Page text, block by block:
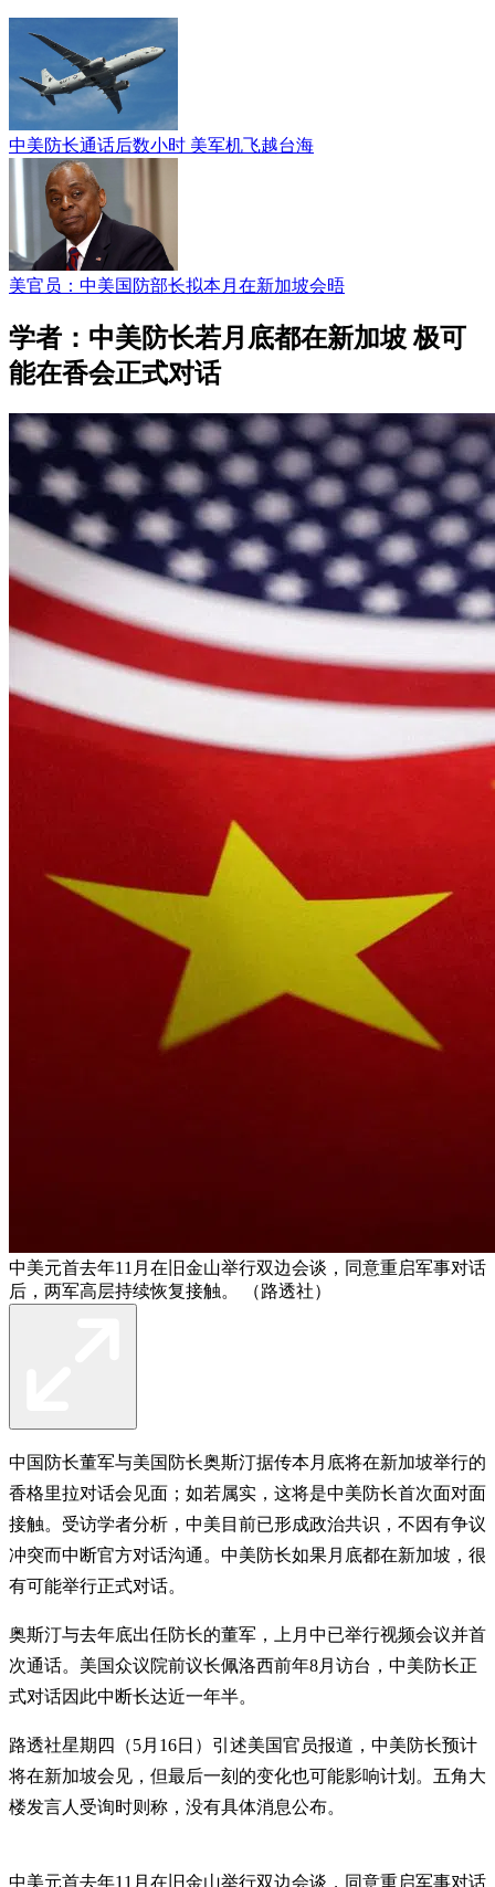
中美防长通话后数小时 美军机飞越台海
美官员：中美国防部长拟本月在新加坡会晤
学者：中美防长若月底都在新加坡 极可
能在香会正式对话
中美元首去年11月在旧金山举行双边会谈，同意重启军事对话
后，两军高层持续恢复接触。 （路透社）
中国防长董军与美国防长奥斯汀据传本月底将在新加坡举行的
香格里拉对话会见面；如若属实，这将是中美防长首次面对面
接触。受访学者分析，中美目前已形成政治共识，不因有争议
冲突而中断官方对话沟通。中美防长如果月底都在新加坡，很
有可能举行正式对话。
奥斯汀与去年底出任防长的董军，上月中已举行视频会议并首
次通话。美国众议院前议长佩洛西前年8月访台，中美防长正
式对话因此中断长达近一年半。
路透社星期四（5月16日）引述美国官员报道，中美防长预计
将在新加坡会见，但最后一刻的变化也可能影响计划。五角大
楼发言人受询时则称，没有具体消息公布。
中美元首去年11月在旧金山举行双边会谈，同意重启军事对话